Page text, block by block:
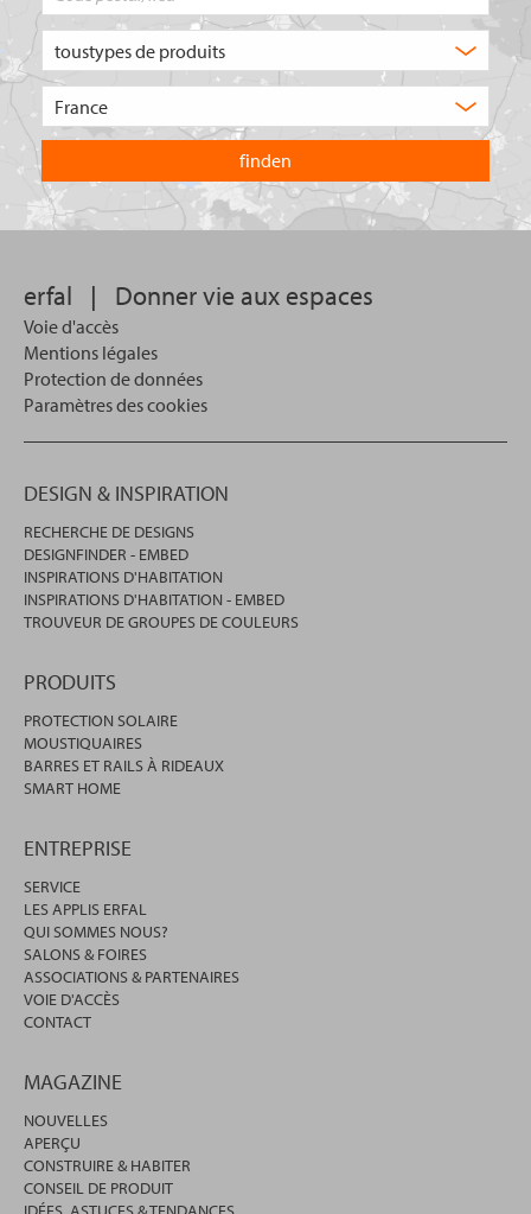
de
recherchez-
vous
?
pays
dans
lequel
vous
souhaitez
recherche.
erfal | Donner vie aux espaces
Voie d'accès
Mentions légales
Protection de données
Paramètres des cookies
DESIGN & INSPIRATION
RECHERCHE DE DESIGNS
DESIGNFINDER - EMBED
INSPIRATIONS D'HABITATION
INSPIRATIONS D'HABITATION - EMBED
TROUVEUR DE GROUPES DE COULEURS
PRODUITS
PROTECTION SOLAIRE
MOUSTIQUAIRES
BARRES ET RAILS À RIDEAUX
SMART HOME
ENTREPRISE
SERVICE
LES APPLIS ERFAL
QUI SOMMES NOUS?
SALONS & FOIRES
ASSOCIATIONS & PARTENAIRES
VOIE D'ACCÈS
CONTACT
MAGAZINE
NOUVELLES
APERÇU
CONSTRUIRE & HABITER
CONSEIL DE PRODUIT